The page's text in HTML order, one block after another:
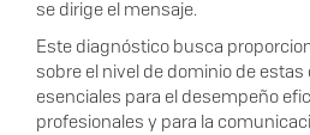
se dirige el mensaje.
Este diagnóstico busca
sobre el nivel de dominio de
esenciales para el desempeño
profesionales y para la